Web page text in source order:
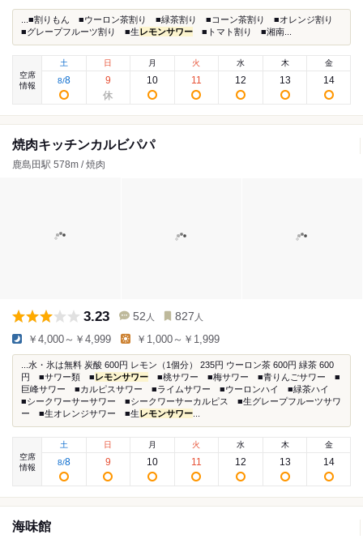
...■割りもん ■ウーロン茶割り ■緑茶割り ■コーン茶割り ■オレンジ割り
■グレープフルーツ割り ■生 レモンサワー ■トマト割り ■湘南...
空席
情報
土
8/8
日
9
月
10
火
11
水
12
木
13
金
14
焼肉キッチンカルビパパ
鹿島田駅 578m / 焼肉
3.23 52 人 827 人
￥4,000～￥4,999 ￥1,000～￥1,999
...水・氷は無料 炭酸 600円 レモン（1個分） 235円 ウーロン茶 600円 緑茶 600
円 ■サワー類 ■ レモンサワー ■桃サワー ■梅サワー ■青りんごサワー ■
巨峰サワー ■カルピスサワー ■ライムサワー ■ウーロンハイ ■緑茶ハイ
■シークワーサーサワー ■シークワーサーカルピス ■生グレープフルーツサワ
ー ■生オレンジサワー ■生 レモンサワー
空席
情報
土
8/8
日
9
月
10
火
11
水
12
木
13
金
14
海味館